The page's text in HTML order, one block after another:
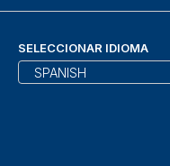
SELECCIONAR IDIOMA